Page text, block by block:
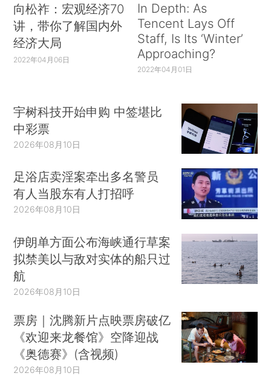
向松祚：宏观经济70
讲，带你了解国内外
经济大局
2022年04月06日
In Depth: As
Tencent Lays Off
Staff, Is Its ‘Winter’
Approaching?
2022年04月01日
宇树科技开始申购 中签堪比
中彩票
2026年08月10日
足浴店卖淫案牵出多名警员
有人当股东有人打招呼
2026年08月10日
伊朗单方面公布海峡通行草案
拟禁美以与敌对实体的船只过
航
2026年08月10日
票房｜沈腾新片点映票房破亿
《欢迎来龙餐馆》空降迎战
《奥德赛》(含视频)
2026年08月10日